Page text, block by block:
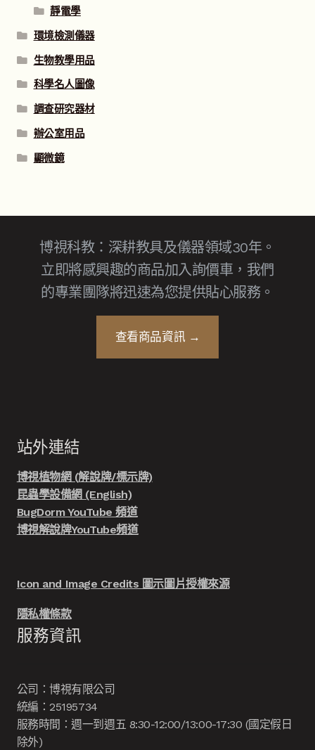
靜電學
環境檢測儀器
生物教學用品
科學名人圖像
調查研究器材
辦公室用品
顯微鏡
博視科教：深耕教具及儀器領域30年。
立即將感興趣的商品加入詢價車，我們
的專業團隊將迅速為您提供貼心服務。
查看商品資訊 →
站外連結
博視植物網 (解說牌/標示牌)
昆蟲學設備網 (English)
BugDorm YouTube 頻道
博視解說牌YouTube頻道
Icon and Image Credits 圖示圖片授權來源
隱私權條款
服務資訊
公司：博視有限公司
統編：25195734
服務時間：週一到週五 8:30-12:00/13:00-17:30 (國定假日
除外)